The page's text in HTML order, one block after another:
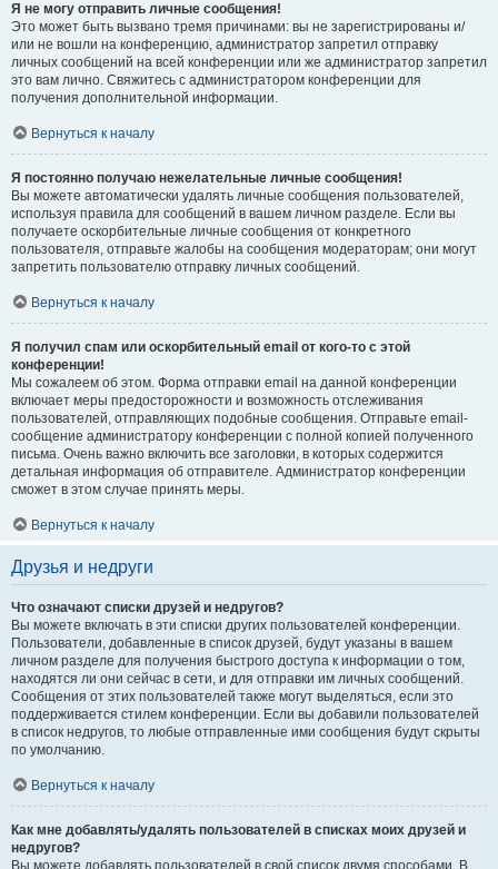
Я не могу отправить личные сообщения!
Это может быть вызвано тремя причинами: вы не зарегистрированы и/
или не вошли на конференцию, администратор запретил отправку
личных сообщений на всей конференции или же администратор запретил
это вам лично. Свяжитесь с администратором конференции для
получения дополнительной информации.
Вернуться к началу
Я постоянно получаю нежелательные личные сообщения!
Вы можете автоматически удалять личные сообщения пользователей,
используя правила для сообщений в вашем личном разделе. Если вы
получаете оскорбительные личные сообщения от конкретного
пользователя, отправьте жалобы на сообщения модераторам; они могут
запретить пользователю отправку личных сообщений.
Вернуться к началу
Я получил спам или оскорбительный email от кого-то с этой
конференции!
Мы сожалеем об этом. Форма отправки email на данной конференции
включает меры предосторожности и возможность отслеживания
пользователей, отправляющих подобные сообщения. Отправьте email-
сообщение администратору конференции с полной копией полученного
письма. Очень важно включить все заголовки, в которых содержится
детальная информация об отправителе. Администратор конференции
сможет в этом случае принять меры.
Вернуться к началу
Друзья и недруги
Что означают списки друзей и недругов?
Вы можете включать в эти списки других пользователей конференции.
Пользователи, добавленные в список друзей, будут указаны в вашем
личном разделе для получения быстрого доступа к информации о том,
находятся ли они сейчас в сети, и для отправки им личных сообщений.
Сообщения от этих пользователей также могут выделяться, если это
поддерживается стилем конференции. Если вы добавили пользователей
в список недругов, то любые отправленные ими сообщения будут скрыты
по умолчанию.
Вернуться к началу
Как мне добавлять/удалять пользователей в списках моих друзей и
недругов?
Вы можете добавлять пользователей в свой список двумя способами. В